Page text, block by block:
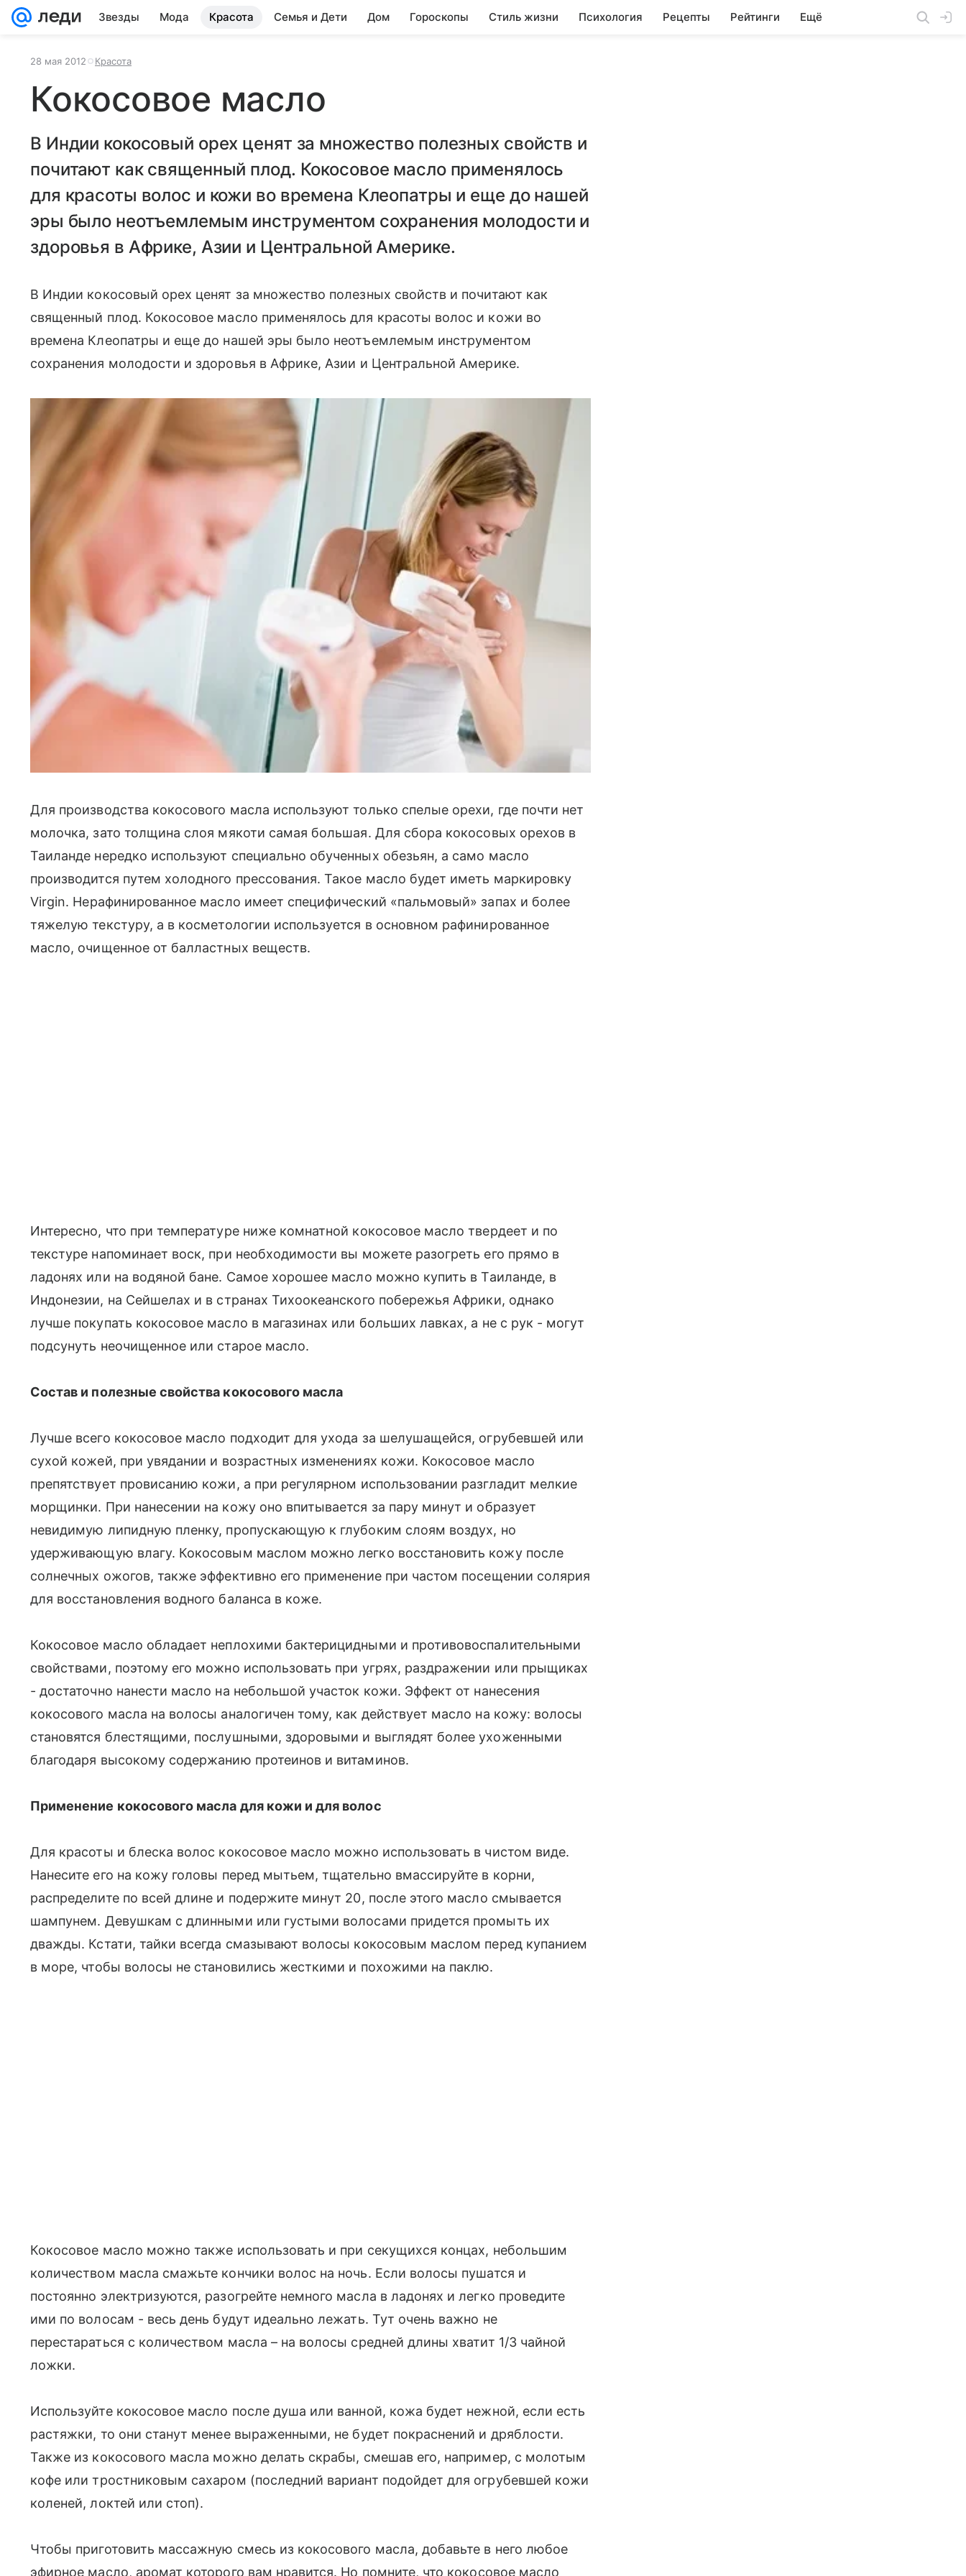
Звезды Мода Красота Семья и Дети Дом Гороскопы Стиль жизни Психология Рецепты Рейтинги Ещё
28 мая 2012 Красота
Кокосовое масло
В Индии кокосовый орех ценят за множество полезных свойств и
почитают как священный плод. Кокосовое масло применялось
для красоты волос и кожи во времена Клеопатры и еще до нашей
эры было неотъемлемым инструментом сохранения молодости и
здоровья в Африке, Азии и Центральной Америке.
В Индии кокосовый орех ценят за множество полезных свойств и почитают как
священный плод. Кокосовое масло применялось для красоты волос и кожи во
времена Клеопатры и еще до нашей эры было неотъемлемым инструментом
сохранения молодости и здоровья в Африке, Азии и Центральной Америке.
Для производства кокосового масла используют только спелые орехи, где почти нет
молочка, зато толщина слоя мякоти самая большая. Для сбора кокосовых орехов в
Таиланде нередко используют специально обученных обезьян, а само масло
производится путем холодного прессования. Такое масло будет иметь маркировку
Virgin. Нерафинированное масло имеет специфический «пальмовый» запах и более
тяжелую текстуру, а в косметологии используется в основном рафинированное
масло, очищенное от балластных веществ.
Интересно, что при температуре ниже комнатной кокосовое масло твердеет и по
текстуре напоминает воск, при необходимости вы можете разогреть его прямо в
ладонях или на водяной бане. Самое хорошее масло можно купить в Таиланде, в
Индонезии, на Сейшелах и в странах Тихоокеанского побережья Африки, однако
лучше покупать кокосовое масло в магазинах или больших лавках, а не с рук - могут
подсунуть неочищенное или старое масло.
Состав и полезные свойства кокосового масла
Лучше всего кокосовое масло подходит для ухода за шелушащейся, огрубевшей или
сухой кожей, при увядании и возрастных изменениях кожи. Кокосовое масло
препятствует провисанию кожи, а при регулярном использовании разгладит мелкие
морщинки. При нанесении на кожу оно впитывается за пару минут и образует
невидимую липидную пленку, пропускающую к глубоким слоям воздух, но
удерживающую влагу. Кокосовым маслом можно легко восстановить кожу после
солнечных ожогов, также эффективно его применение при частом посещении солярия
для восстановления водного баланса в коже.
Кокосовое масло обладает неплохими бактерицидными и противовоспалительными
свойствами, поэтому его можно использовать при угрях, раздражении или прыщиках
- достаточно нанести масло на небольшой участок кожи. Эффект от нанесения
кокосового масла на волосы аналогичен тому, как действует масло на кожу: волосы
становятся блестящими, послушными, здоровыми и выглядят более ухоженными
благодаря высокому содержанию протеинов и витаминов.
Применение кокосового масла для кожи и для волос
Для красоты и блеска волос кокосовое масло можно использовать в чистом виде.
Нанесите его на кожу головы перед мытьем, тщательно вмассируйте в корни,
распределите по всей длине и подержите минут 20, после этого масло смывается
шампунем. Девушкам с длинными или густыми волосами придется промыть их
дважды. Кстати, тайки всегда смазывают волосы кокосовым маслом перед купанием
в море, чтобы волосы не становились жесткими и похожими на паклю.
Кокосовое масло можно также использовать и при секущихся концах, небольшим
количеством масла смажьте кончики волос на ночь. Если волосы пушатся и
постоянно электризуются, разогрейте немного масла в ладонях и легко проведите
ими по волосам - весь день будут идеально лежать. Тут очень важно не
перестараться с количеством масла – на волосы средней длины хватит 1/3 чайной
ложки.
Используйте кокосовое масло после душа или ванной, кожа будет нежной, если есть
растяжки, то они станут менее выраженными, не будет покраснений и дряблости.
Также из кокосового масла можно делать скрабы, смешав его, например, с молотым
кофе или тростниковым сахаром (последний вариант подойдет для огрубевшей кожи
коленей, локтей или стоп).
Чтобы приготовить массажную смесь из кокосового масла, добавьте в него любое
эфирное масло, аромат которого вам нравится. Но помните, что кокосовое масло